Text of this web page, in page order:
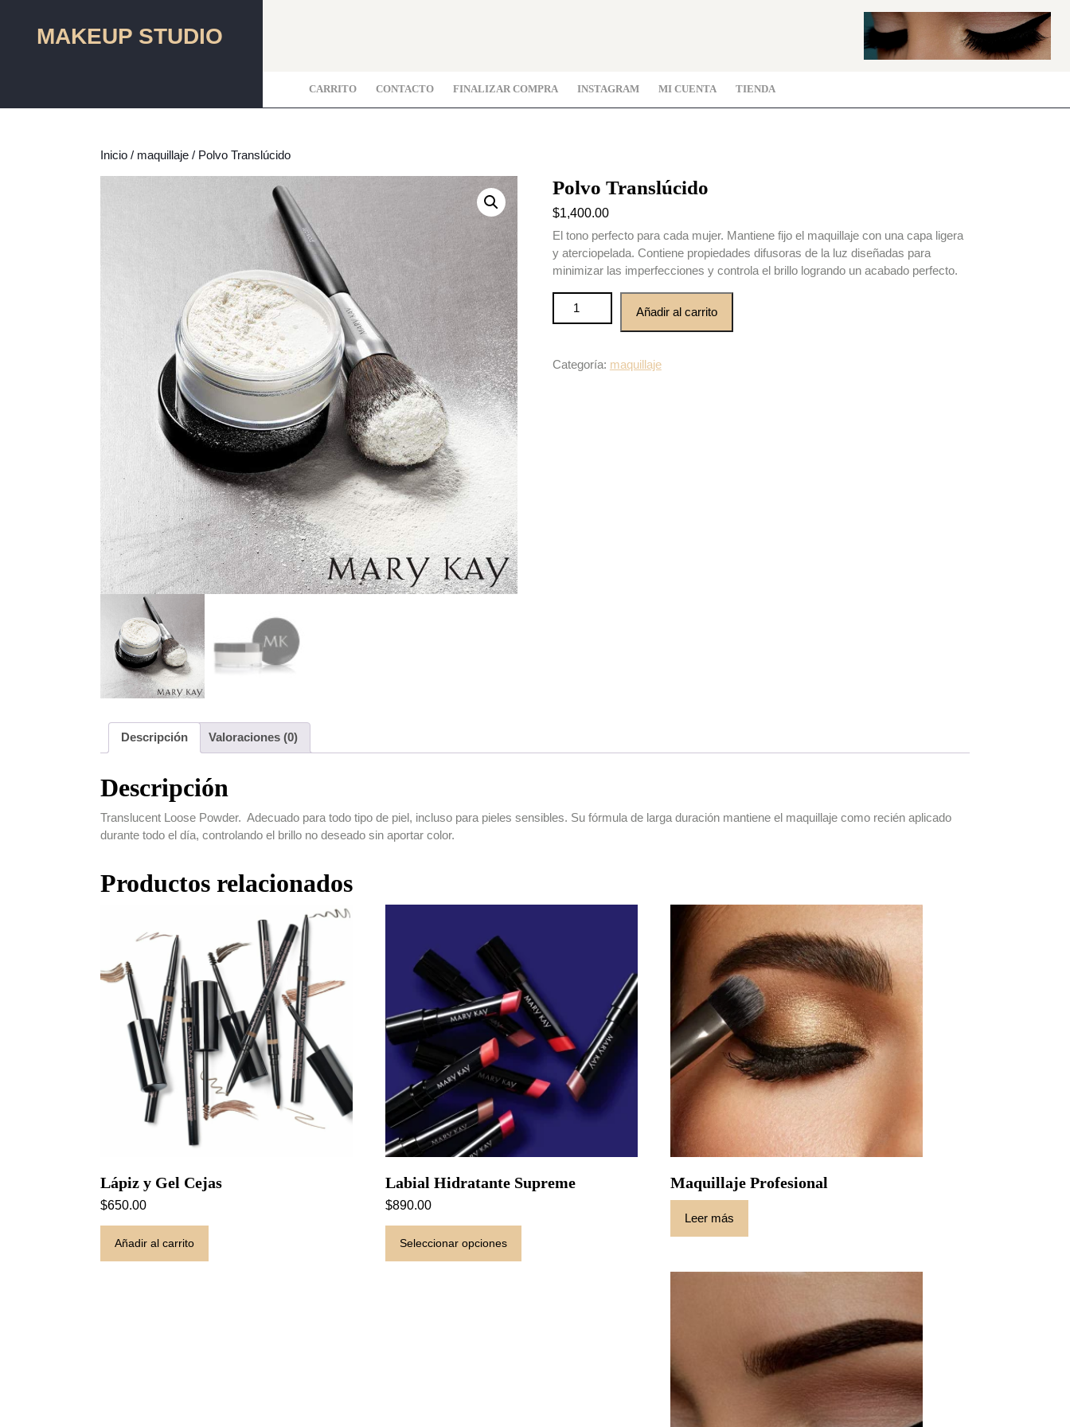
contenidoMAKEUP STUDIO
CARRITO CONTACTO FINALIZAR COMPRA INSTAGRAM MI CUENTA TIENDA
Inicio / maquillaje / Polvo Translúcido
Polvo Translúcido
$1,400.00
El tono perfecto para cada mujer. Mantiene fijo el maquillaje con una capa ligera
y aterciopelada. Contiene propiedades difusoras de la luz diseñadas para
minimizar las imperfecciones y controla el brillo logrando un acabado perfecto.
Añadir al carrito
Categoría: maquillaje
Descripción Valoraciones (0)
Descripción
Translucent Loose Powder. Adecuado para todo tipo de piel, incluso para pieles sensibles. Su fórmula de larga duración mantiene el maquillaje como recién aplicado
durante todo el día, controlando el brillo no deseado sin aportar color.
Productos relacionados
Lápiz y Gel Cejas
$650.00
Añadir al carrito
Labial Hidratante Supreme
$890.00
Seleccionar opciones
Este
tiene
Maquillaje Profesional
Leer más